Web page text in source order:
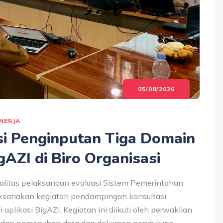
05/08/2026
Penginputan Tiga Domain
di Biro Organisasi
pelaksanaan evaluasi Sistem Pemerintahan
kegiatan pendampingan konsultasi
BigAZI. Kegiatan ini diikuti oleh perwakilan